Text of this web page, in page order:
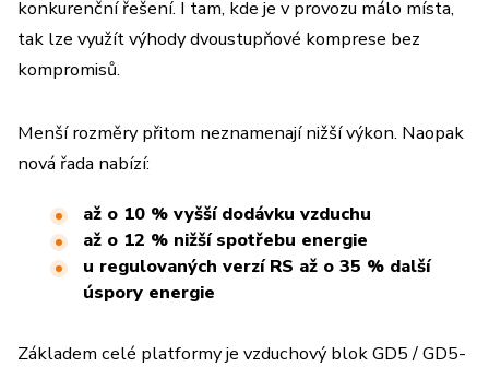
konkurenční řešení. I tam, kde je v provozu málo místa,
tak lze využít výhody dvoustupňové komprese bez
kompromisů.
Menší rozměry přitom neznamenají nižší výkon. Naopak
nová řada nabízí:
až o 10 % vyšší dodávku vzduchu
až o 12 % nižší spotřebu energie
u regulovaných verzí RS až o 35 % další
úspory energie
Základem celé platformy je vzduchový blok GD5 / GD5-